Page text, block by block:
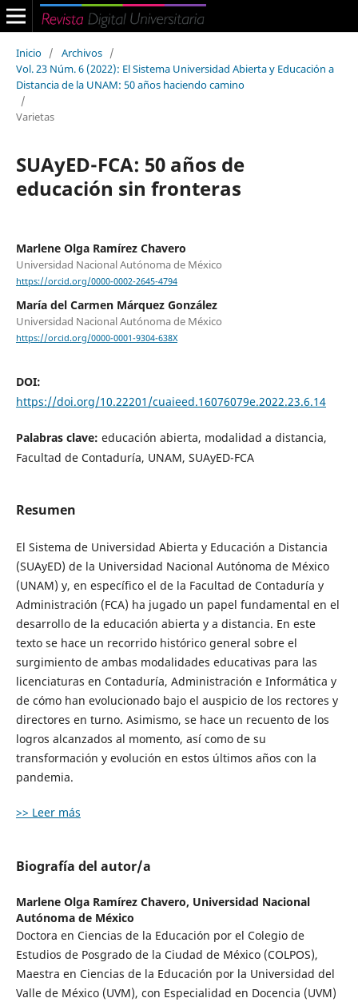
Inicio / Archivos /
Vol. 23 Núm. 6 (2022): El Sistema Universidad Abierta y Educación a
Distancia de la UNAM: 50 años haciendo camino
/
Varietas
SUAyED-FCA: 50 años de
educación sin fronteras
Marlene Olga Ramírez Chavero
Universidad Nacional Autónoma de México
https://orcid.org/0000-0002-2645-4794
María del Carmen Márquez González
Universidad Nacional Autónoma de México
https://orcid.org/0000-0001-9304-638X
DOI:
https://doi.org/10.22201/cuaieed.16076079e.2022.23.6.14
Palabras clave: educación abierta, modalidad a distancia,
Facultad de Contaduría, UNAM, SUAyED-FCA
Resumen
El Sistema de Universidad Abierta y Educación a Distancia
(SUAyED) de la Universidad Nacional Autónoma de México
(UNAM) y, en específico el de la Facultad de Contaduría y
Administración (FCA) ha jugado un papel fundamental en el
desarrollo de la educación abierta y a distancia. En este
texto se hace un recorrido histórico general sobre el
surgimiento de ambas modalidades educativas para las
licenciaturas en Contaduría, Administración e Informática y
de cómo han evolucionado bajo el auspicio de los rectores y
directores en turno. Asimismo, se hace un recuento de los
logros alcanzados al momento, así como de su
transformación y evolución en estos últimos años con la
pandemia.
>> Leer más
Biografía del autor/a
Marlene Olga Ramírez Chavero, Universidad Nacional
Autónoma de México
Doctora en Ciencias de la Educación por el Colegio de
Estudios de Posgrado de la Ciudad de México (COLPOS),
Maestra en Ciencias de la Educación por la Universidad del
Valle de México (UVM), con Especialidad en Docencia (UVM)